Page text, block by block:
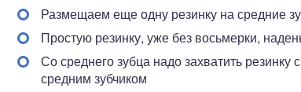
Размещаем еще одну резинку на средние
Простую резинку, уже без восьмерки,
Со среднего зубца надо захватить
средним зубчиком